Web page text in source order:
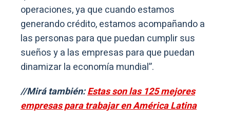
operaciones, ya que cuando estamos
generando crédito, estamos acompañando a
las personas para que puedan cumplir sus
sueños y a las empresas para que puedan
dinamizar la economía mundial”.
//Mirá también:Estas son las 125 mejores
empresas para trabajar en América Latina